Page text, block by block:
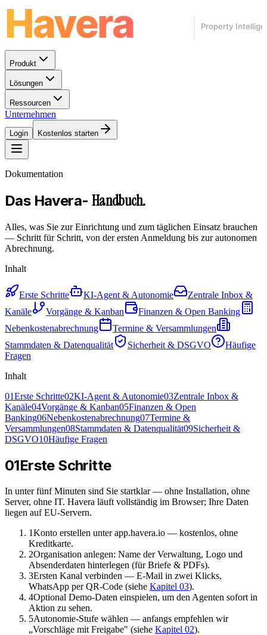
Produkt
Lösungen
Ressourcen
Unternehmen
Login Kostenlos starten
Dokumentation
Das Havera- Handbuch.
Alles, was Sie zur Einrichtung und zum täglichen Einsatz brauchen
— Schritt für Schritt, von der ersten Anmeldung bis zur autonomen
Abrechnung.
Inhalt
Erste Schritte KI-Agent & Autonomie
Zentrale Inbox &
Kanäle
Vorgänge & Kanban
Finanzen & Open Banking
Nebenkostenabrechnung
Termine & Versammlungen
Stammdaten & Datenqualität
Sicherheit & DSGVO
Häufige
Fragen
Inhalt
01Erste Schritte02KI-Agent & Autonomie03Zentrale Inbox &
Kanäle04Vorgänge & Kanban05Finanzen & Open
Banking06Nebenkostenabrechnung07Termine &
Versammlungen08Stammdaten & Datenqualität09Sicherheit &
DSGVO10Häufige Fragen
01Erste Schritte
In unter fünf Minuten sind Sie startklar — ohne Installation, ohne
Server, ohne IT. Havera läuft vollständig im Browser; Ihre Daten
liegen auf EU-Servern.
1Konto erstellen unterapp.havera.io — kostenlos, ohne
Kreditkarte.
2Organisation anlegen: Name der Verwaltung, Logo und
Absenderdaten hinterlegen (für Briefe & PDFs).
3Ersten Kanal verbinden — E-Mail in zwei Klicks,
WhatsApp per QR-Code (siehe Kapitel 03).
4Optional Demo-Daten einspielen, um den Agenten sofort in
Aktion zu sehen.
5Autonomie-Stufe wählen — anfangs empfehlen wir
„Vorschläge mit Freigabe" (siehe Kapitel 02).